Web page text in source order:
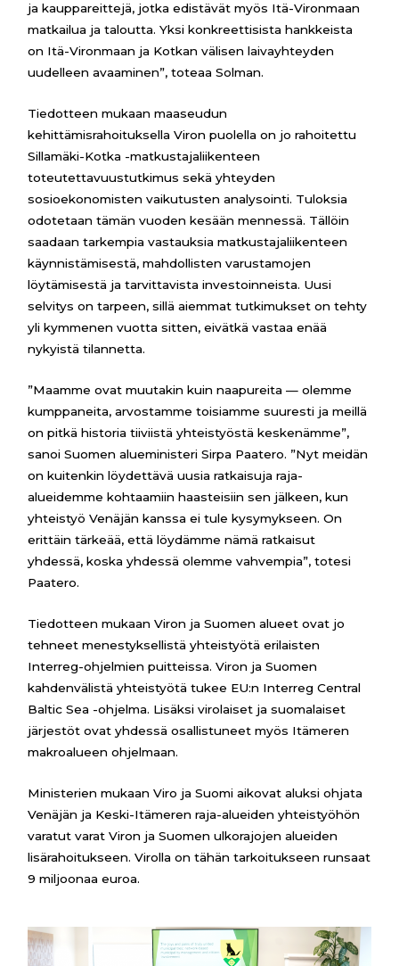
ja kauppareittejä, jotka edistävät myös Itä-Vironmaan
matkailua ja taloutta. Yksi konkreettisista hankkeista
on Itä-Vironmaan ja Kotkan välisen laivayhteyden
uudelleen avaaminen”, toteaa Solman.
Tiedotteen mukaan maaseudun
kehittämisrahoituksella Viron puolella on jo rahoitettu
Sillamäki-Kotka -matkustajaliikenteen
toteutettavuustutkimus sekä yhteyden
sosioekonomisten vaikutusten analysointi. Tuloksia
odotetaan tämän vuoden kesään mennessä. Tällöin
saadaan tarkempia vastauksia matkustajaliikenteen
käynnistämisestä, mahdollisten varustamojen
löytämisestä ja tarvittavista investoinneista. Uusi
selvitys on tarpeen, sillä aiemmat tutkimukset on tehty
yli kymmenen vuotta sitten, eivätkä vastaa enää
nykyistä tilannetta.
”Maamme ovat muutakin kuin naapureita — olemme
kumppaneita, arvostamme toisiamme suuresti ja meillä
on pitkä historia tiiviistä yhteistyöstä keskenämme”,
sanoi Suomen alueministeri Sirpa Paatero. ”Nyt meidän
on kuitenkin löydettävä uusia ratkaisuja raja-
alueidemme kohtaamiin haasteisiin sen jälkeen, kun
yhteistyö Venäjän kanssa ei tule kysymykseen. On
erittäin tärkeää, että löydämme nämä ratkaisut
yhdessä, koska yhdessä olemme vahvempia”, totesi
Paatero.
Tiedotteen mukaan Viron ja Suomen alueet ovat jo
tehneet menestyksellistä yhteistyötä erilaisten
Interreg-ohjelmien puitteissa. Viron ja Suomen
kahdenvälistä yhteistyötä tukee EU:n Interreg Central
Baltic Sea -ohjelma. Lisäksi virolaiset ja suomalaiset
järjestöt ovat yhdessä osallistuneet myös Itämeren
makroalueen ohjelmaan.
Ministerien mukaan Viro ja Suomi aikovat aluksi ohjata
Venäjän ja Keski-Itämeren raja-alueiden yhteistyöhön
varatut varat Viron ja Suomen ulkorajojen alueiden
lisärahoitukseen. Virolla on tähän tarkoitukseen runsaat
9 miljoonaa euroa.